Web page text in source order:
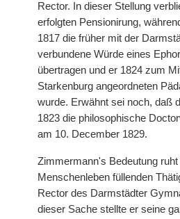
Rector. In dieser Stellung
erfolgten Pensionirung,
1817 die früher mit der
verbundene Würde eines
übertragen und er 1824 zum
Starkenburg angeordneten
wurde. Erwähnt sei noch, daß
1823 die philosophische
am 10. December 1829.
Zimmermann's Bedeutung
Menschenleben füllenden
Rector des Darmstädter
dieser Sache stellte er seine